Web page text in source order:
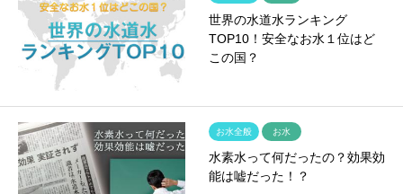
世界の水道水ランキング
TOP10！安全なお水１位はど
この国？
お水全般 お水
水素水って何だったの？効果効
能は嘘だった！？